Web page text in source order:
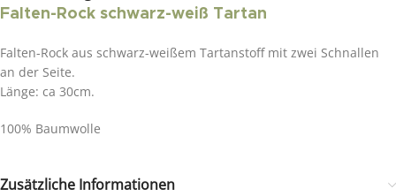
Falten-Rock schwarz-weiß Tartan
Falten-Rock aus schwarz-weißem Tartanstoff mit zwei Schnallen
an der Seite.
Länge: ca 30cm.
100% Baumwolle
Zusätzliche Informationen